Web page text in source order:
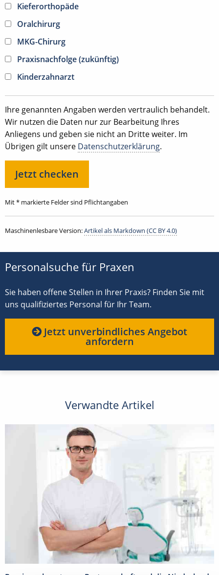
Kieferorthopäde
Oralchirurg
MKG-Chirurg
Praxisnachfolge (zukünftig)
Kinderzahnarzt
Ihre genannten Angaben werden vertraulich behandelt.
Wir nutzen die Daten nur zur Bearbeitung Ihres
Anliegens und geben sie nicht an Dritte weiter. Im
Übrigen gilt unsere Datenschutzerklärung.
Mit * markierte Felder sind Pflichtangaben
Maschinenlesbare Version:Artikel als Markdown (CC BY 4.0)
Personalsuche für Praxen
Sie haben offene Stellen in Ihrer Praxis? Finden Sie mit
uns qualifiziertes Personal für Ihr Team.
Jetzt unverbindliches Angebot
anfordern
Verwandte Artikel